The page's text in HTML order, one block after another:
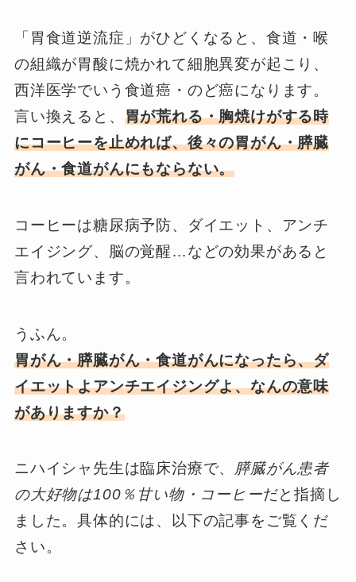
「胃食道逆流症」がひどくなると、食道・喉
の組織が胃酸に焼かれて細胞異変が起こり、
西洋医学でいう食道癌・のど癌になります。
言い換えると、 胃が荒れる・胸焼けがする時
にコーヒーを止めれば、後々の胃がん・膵臓
がん・食道がんにもならない。
コーヒーは糖尿病予防、ダイエット、アンチ
エイジング、脳の覚醒…などの効果があると
言われています。
うふん。
胃がん・膵臓がん・食道がんになったら、ダ
イエットよアンチエイジングよ、なんの意味
がありますか？
ニハイシャ先生は臨床治療で、 膵臓がん患者
の大好物は100％甘い物・コーヒーだと指摘し
ました。具体的には、以下の記事をご覧くだ
さい。